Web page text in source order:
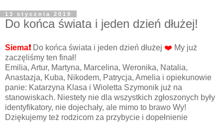
13 stycznia 2019
Do końca świata i jeden dzień dłużej!
Siema❗️Do końca świata i jeden dzień dłużej ❤️ My już
zaczęliśmy ten finał!
Emilia, Artur, Martyna, Marcelina, Weronika, Natalia,
Anastazja, Kuba, Nikodem, Patrycja, Amelia i opiekunowie
panie: Katarzyna Klasa i Wioletta Szymonik już na
stanowiskach. Niestety nie dla wszystkich zgłoszonych były
identyfikatory, nie dojechały, ale mimo to brawo Wy!
Dziękujemy też rodzicom za przybycie i dopełnienie